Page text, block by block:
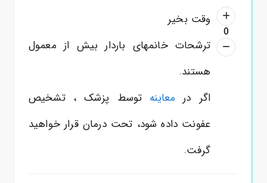
0
وقت بخیر
ترشحات خانمهای باردار بیش از معمول
هستند.
اگر در معاینه توسط پزشک ، تشخیص
عفونت داده شود، تحت درمان قرار خواهید
گرفت.